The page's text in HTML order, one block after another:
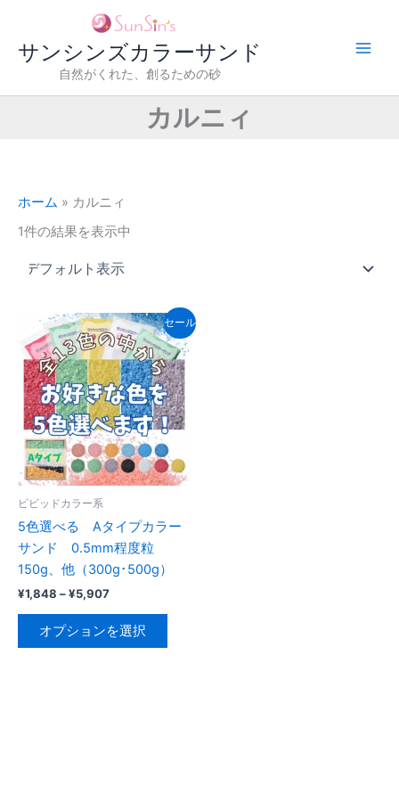
キ
サンシンズカラーサンド
自然がくれた、創るための砂
カルニィ
ホーム » カルニィ
1件の結果を表示中
セール
ビビッドカラー系
5色選べる Aタイプカラー
サンド 0.5mm程度粒
150g、他（300g･500g）
¥1,848 –¥5,907価
帯:
¥1,848
オプションを選択
こ